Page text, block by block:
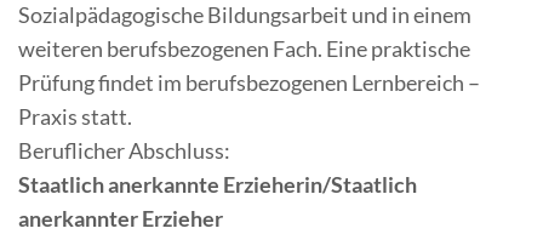
Sozialpädagogische Bildungsarbeit und in einem
weiteren berufsbezogenen Fach. Eine praktische
Prüfung findet im berufsbezogenen Lernbereich –
Praxis statt.
Beruflicher Abschluss:
Staatlich anerkannte Erzieherin/Staatlich
anerkannter Erzieher